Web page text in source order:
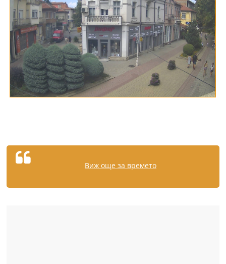
Виж още за времето